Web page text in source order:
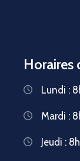
Horaires
Lundi :
Mardi :
Jeudi :